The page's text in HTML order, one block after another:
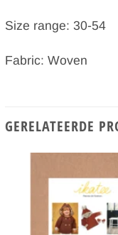
Size range: 30-54
Fabric: Woven
GERELATEERDE